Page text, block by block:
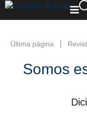
Última página
Somos